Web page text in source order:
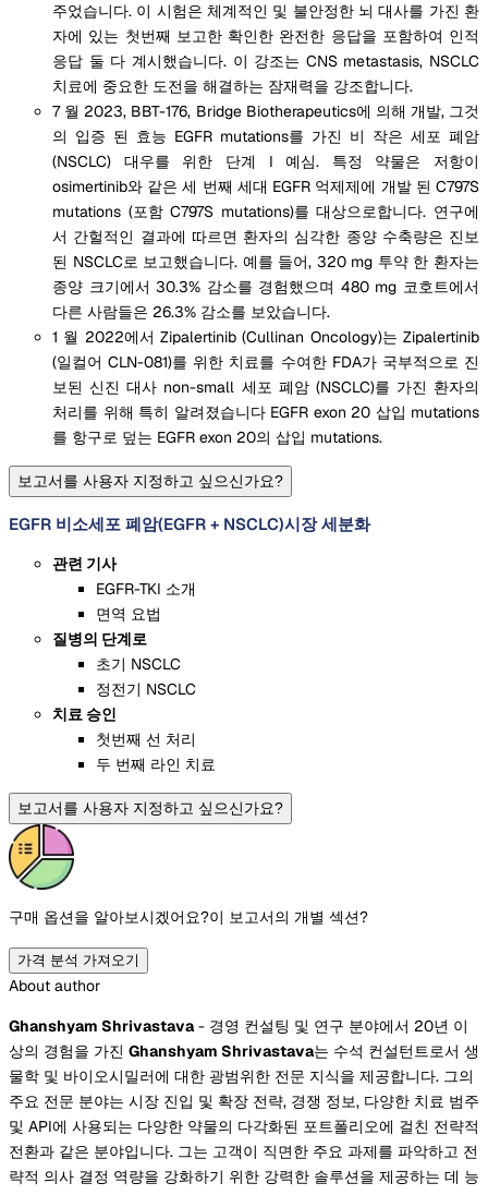
주었습니다. 이 시험은 체계적인 및 불안정한 뇌 대사를 가진 환
자에 있는 첫번째 보고한 확인한 완전한 응답을 포함하여 인적
응답 둘 다 계시했습니다. 이 강조는 CNS metastasis, NSCLC
치료에 중요한 도전을 해결하는 잠재력을 강조합니다.
7 월 2023, BBT-176, Bridge Biotherapeutics에 의해 개발, 그것
의 입증 된 효능 EGFR mutations를 가진 비 작은 세포 폐암
(NSCLC) 대우를 위한 단계 I 예심. 특정 약물은 저항이
osimertinib와 같은 세 번째 세대 EGFR 억제제에 개발 된 C797S
mutations (포함 C797S mutations)를 대상으로합니다. 연구에
서 간헐적인 결과에 따르면 환자의 심각한 종양 수축량은 진보
된 NSCLC로 보고했습니다. 예를 들어, 320 mg 투약 한 환자는
종양 크기에서 30.3% 감소를 경험했으며 480 mg 코호트에서
다른 사람들은 26.3% 감소를 보았습니다.
1 월 2022에서 Zipalertinib (Cullinan Oncology)는 Zipalertinib
(일컬어 CLN-081)를 위한 치료를 수여한 FDA가 국부적으로 진
보된 신진 대사 non-small 세포 폐암 (NSCLC)를 가진 환자의
처리를 위해 특히 알려졌습니다 EGFR exon 20 삽입 mutations
를 항구로 덮는 EGFR exon 20의 삽입 mutations.
보고서를 사용자 지정하고 싶으신가요?
EGFR 비소세포 폐암(EGFR + NSCLC)시장 세분화
관련 기사
EGFR-TKI 소개
면역 요법
질병의 단계로
초기 NSCLC
정전기 NSCLC
치료 승인
첫번째 선 처리
두 번째 라인 치료
보고서를 사용자 지정하고 싶으신가요?
구매 옵션을 알아보시겠어요?이 보고서의 개별 섹션?
가격 분석 가져오기
About author
Ghanshyam Shrivastava- 경영 컨설팅 및 연구 분야에서 20년 이
상의 경험을 가진 Ghanshyam Shrivastava는 수석 컨설턴트로서 생
물학 및 바이오시밀러에 대한 광범위한 전문 지식을 제공합니다. 그의
주요 전문 분야는 시장 진입 및 확장 전략, 경쟁 정보, 다양한 치료 범주
및 API에 사용되는 다양한 약물의 다각화된 포트폴리오에 걸친 전략적
전환과 같은 분야입니다. 그는 고객이 직면한 주요 과제를 파악하고 전
략적 의사 결정 역량을 강화하기 위한 강력한 솔루션을 제공하는 데 능